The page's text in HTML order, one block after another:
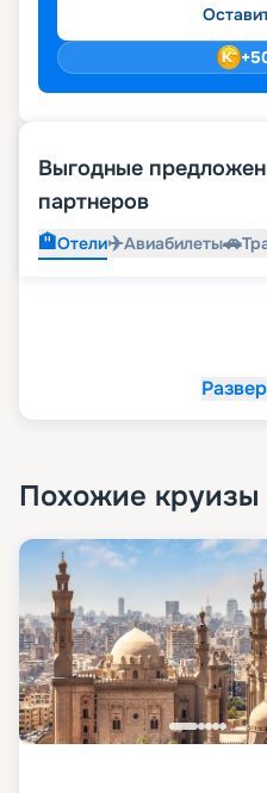
+
Выгодные
партнеров
🏨Отели✈️Авиабилеты🚗
Похожие круизы